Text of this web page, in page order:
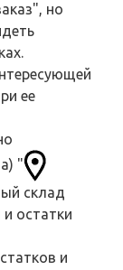
но
ее
"
склад
остатки
и